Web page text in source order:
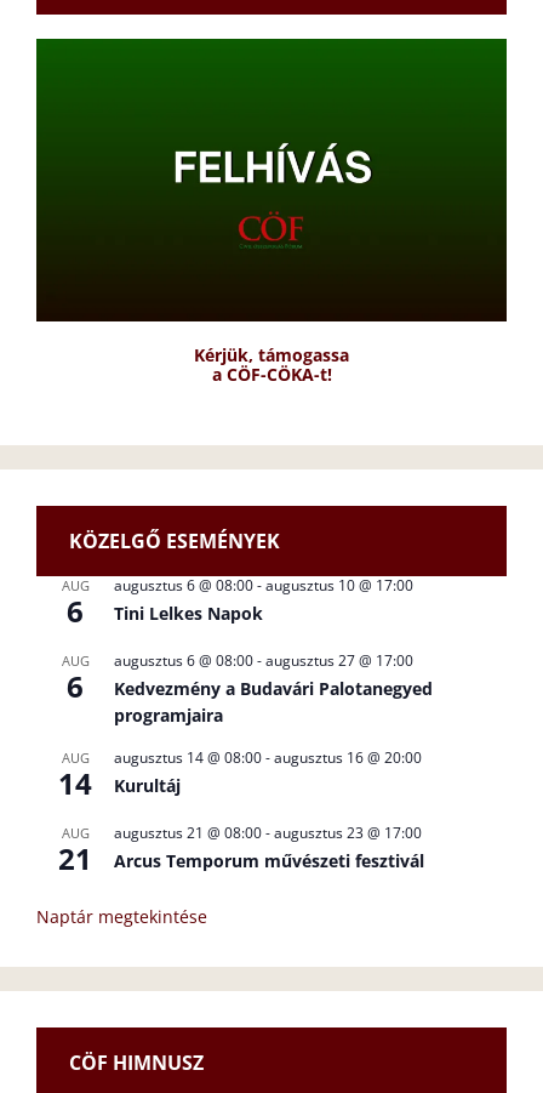
Kérjük, támogassa
a CÖF-CÖKA-t!
KÖZELGŐ ESEMÉNYEK
AUG
6
augusztus 6 @ 08:00-augusztus 10 @ 17:00
Tini Lelkes Napok
AUG
6
augusztus 6 @ 08:00-augusztus 27 @ 17:00
Kedvezmény a Budavári Palotanegyed
programjaira
AUG
14
augusztus 14 @ 08:00-augusztus 16 @ 20:00
Kurultáj
AUG
21
augusztus 21 @ 08:00-augusztus 23 @ 17:00
Arcus Temporum művészeti fesztivál
Naptár megtekintése
CÖF HIMNUSZ